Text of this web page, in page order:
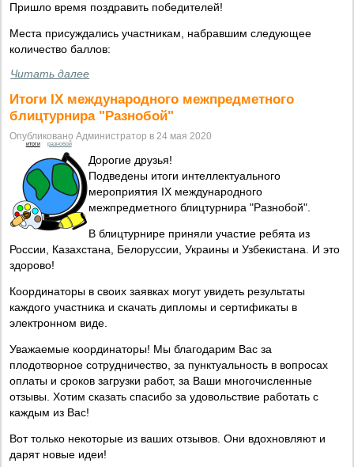
Пришло время поздравить победителей!
Места присуждались участникам, набравшим следующее
количество баллов:
Читать далее
Итоги IX международного межпредметного
блицтурнира "Разнобой"
Опубликовано Администратор в 24 мая 2020
итоги разнобой
Дорогие друзья!
Подведены итоги интеллектуального
мероприятия IX международного
межпредметного блицтурнира "Разнобой".
В блицтурнире приняли участие ребята из
России, Казахстана, Белоруссии, Украины и Узбекистана. И это
здорово!
Координаторы в своих заявках могут увидеть результаты
каждого участника и скачать дипломы и сертификаты в
электронном виде.
Уважаемые координаторы! Мы благодарим Вас за
плодотворное сотрудничество, за пунктуальность в вопросах
оплаты и сроков загрузки работ, за Ваши многочисленные
отзывы. Хотим сказать спасибо за удовольствие работать с
каждым из Вас!
Вот только некоторые из ваших отзывов. Они вдохновляют и
дарят новые идеи!